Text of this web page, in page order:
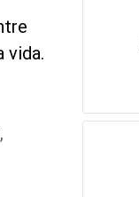
vida.